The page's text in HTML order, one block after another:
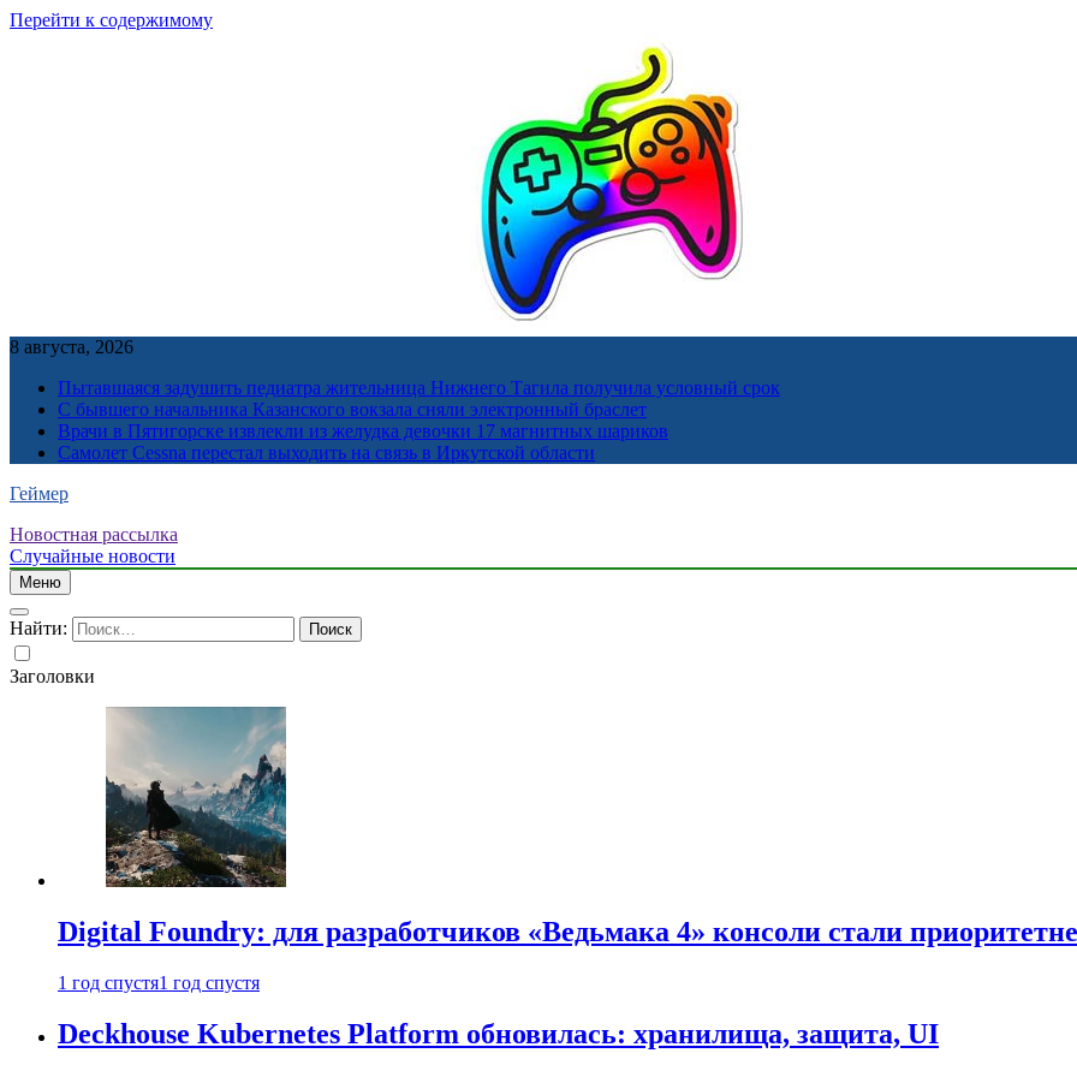
Перейти к содержимому
8 августа, 2026
Пытавшаяся задушить педиатра жительница Нижнего Тагила получила условный срок
С бывшего начальника Казанского вокзала сняли электронный браслет
Врачи в Пятигорске извлекли из желудка девочки 17 магнитных шариков
Самолет Cessna перестал выходить на связь в Иркутской области
Геймер
Новостная рассылка
Случайные новости
Меню
Найти:
Заголовки
Digital Foundry: для разработчиков «Ведьмака 4» консоли стали
1 год спустя1 год спустя
Deckhouse Kubernetes Platform обновилась: хранилища, защита, UI